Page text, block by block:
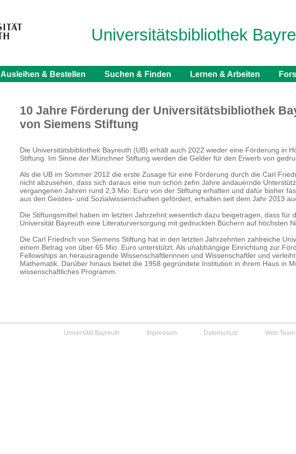
Universitätsbibliothek
Ausleihen & Bestellen Suchen & Finden Lernen & Arbeiten
10 Jahre Förderung der Universitätsbibliothek
von Siemens Stiftung
Die Universitätsbibliothek Bayreuth (UB) erhält auch 2022 wieder eine Förderung in
Stiftung. Im Sinne der Münchner Stiftung werden die Gelder für den Erwerb von
Als die UB im Sommer 2012 die erste Zusage für eine Förderung durch die Carl
nicht abzusehen, dass sich daraus eine nun schon zehn Jahre andauernde
vergangenen Jahren rund 2,3 Mio. Euro von der Stiftung erhalten und dafür bisher
aus den Geistes- und Sozialwissenschaften gefördert, erhalten seit dem Jahr 2013
Die Stiftungsmittel haben im letzten Jahrzehnt wesentlich dazu beigetragen, dass
Universität Bayreuth eine Literaturversorgung mit gedruckten Büchern auf höchsten
Die Carl Friedrich von Siemens Stiftung hat in den letzten Jahrzehnten zahlreiche
einem Betrag von über 65 Mio. Euro unterstützt. Als unabhängige Einrichtung zur
Fellowships an herausragende Wissenschaftlerinnen und Wissenschaftler und
Mathematik. Darüber hinaus bietet die 1958 gegründete Institution in ihrem Haus in
wissenschaftliches Programm.
Universität Bayreuth Impressum Datenschutz Web-